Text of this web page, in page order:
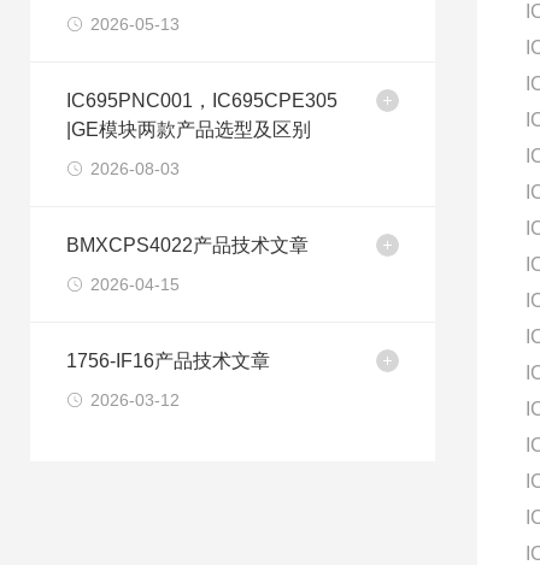
2026-05-13
IC695PNC001，IC695CPE305
|GE模块两款产品选型及区别
2026-08-03
BMXCPS4022产品技术文章
2026-04-15
1756-IF16产品技术文章
2026-03-12